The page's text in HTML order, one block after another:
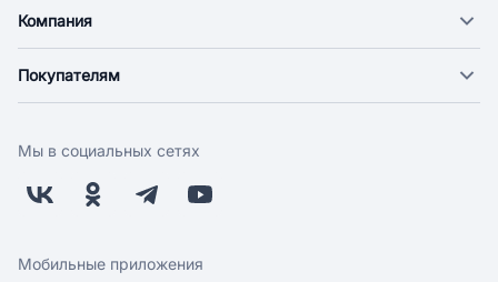
Компания
Новости
Поставщикам
Заводчикам
Обратная связь
Покупателям
Оплата
Бонусная программа
Скидки и акции
Мы в социальных сетях
Мобильные приложения